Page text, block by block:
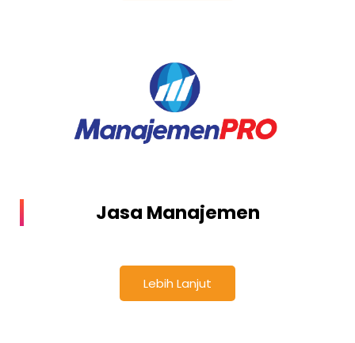
Jasa Manajemen
Lebih Lanjut